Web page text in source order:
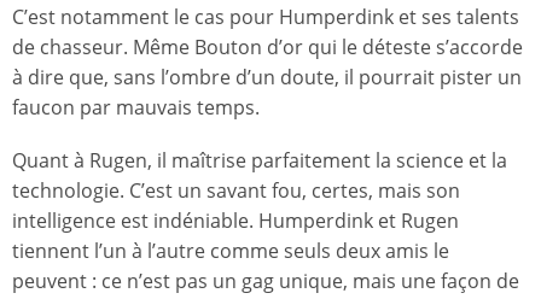
C’est notamment le cas pour Humperdink et ses talents
de chasseur. Même Bouton d’or qui le déteste s’accorde
à dire que, sans l’ombre d’un doute, il pourrait pister un
faucon par mauvais temps.
Quant à Rugen, il maîtrise parfaitement la science et la
technologie. C’est un savant fou, certes, mais son
intelligence est indéniable. Humperdink et Rugen
tiennent l’un à l’autre comme seuls deux amis le
peuvent : ce n’est pas un gag unique, mais une façon de